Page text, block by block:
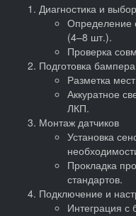
Диагностика и
Определение
(4–8 шт.).
Проверка
Подготовка бампера
Разметка
Аккуратное
ЛКП.
Монтаж датчиков
Установка
Прокладка
стандартов.
Подключение и
Интеграция с